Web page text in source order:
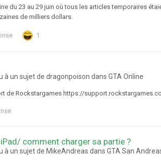
du 23 au 29 juin où tous les articles temporaires
de milliers dollars.
1
à un sujet de dragonpoison dans GTA Online
de Rockstargames https://
comment charger sa partie ?
à un sujet de MikeAndreas dans GTA San